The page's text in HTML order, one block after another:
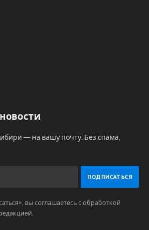
— на вашу почту. Без спама,
вы соглашаетесь с обработкой
.